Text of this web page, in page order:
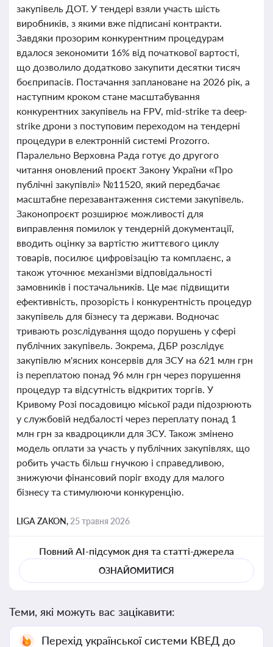
закупівель ДОТ. У тендері взяли участь шість
виробників, з якими вже підписані контракти.
Завдяки прозорим конкурентним процедурам
вдалося зекономити 16% від початкової вартості,
що дозволило додатково закупити десятки тисяч
боєприпасів. Постачання заплановане на 2026 рік, а
наступним кроком стане масштабування
конкурентних закупівель на FPV, mid-strike та deep-
strike дрони з поступовим переходом на тендерні
процедури в електронній системі Prozorro.
Паралельно Верховна Рада готує до другого
читання оновлений проєкт Закону України «Про
публічні закупівлі» №11520, який передбачає
масштабне перезавантаження системи закупівель.
Законопроєкт розширює можливості для
виправлення помилок у тендерній документації,
вводить оцінку за вартістю життєвого циклу
товарів, посилює цифровізацію та комплаєнс, а
також уточнює механізми відповідальності
замовників і постачальників. Це має підвищити
ефективність, прозорість і конкурентність процедур
закупівель для бізнесу та держави. Водночас
тривають розслідування щодо порушень у сфері
публічних закупівель. Зокрема, ДБР розслідує
закупівлю м'ясних консервів для ЗСУ на 621 млн грн
із переплатою понад 96 млн грн через порушення
процедур та відсутність відкритих торгів. У
Кривому Розі посадовицю міської ради підозрюють
у службовій недбалості через переплату понад 1
млн грн за квадроцикли для ЗСУ. Також змінено
модель оплати за участь у публічних закупівлях, що
робить участь більш гнучкою і справедливою,
знижуючи фінансовий поріг входу для малого
бізнесу та стимулюючи конкуренцію.
LIGA ZAKON, 25 травня 2026
Повний AI-підсумок дня та статті-джерела
ОЗНАЙОМИТИСЯ
Теми, які можуть вас зацікавити:
Перехід української системи КВЕД до